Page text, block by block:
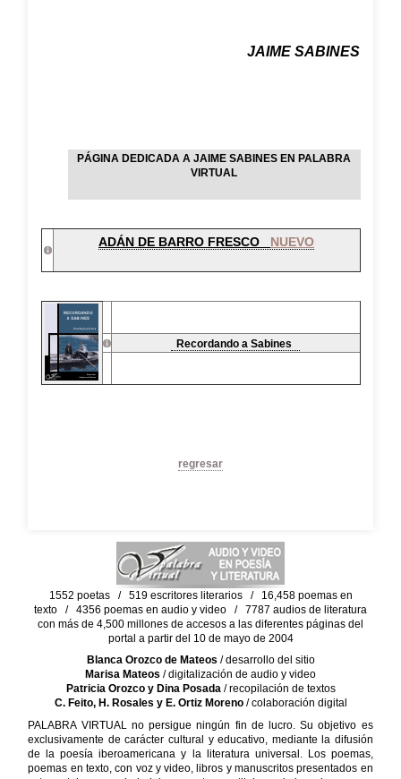
JAIME SABINES
PÁGINA DEDICADA A JAIME SABINES EN PALABRA
VIRTUAL
ADÁN DE BARRO FRESCO NUEVO
Recordando a Sabines
regresar
1552 poetas / 519 escritores literarios / 16,458 poemas en
texto / 4356 poemas en audio y video / 7787 audios de literatura
con más de 4,500 millones de accesos a las diferentes páginas del
portal a partir del 10 de mayo de 2004
Blanca Orozco de Mateos / desarrollo del sitio
Marisa Mateos / digitalización de audio y video
Patricia Orozco y Dina Posada/ recopilación de textos
C. Feito, H. Rosales y E. Ortiz Moreno/ colaboración digital
PALABRA VIRTUAL no persigue ningún fin de lucro. Su objetivo es
exclusivamente de carácter cultural y educativo, mediante la difusión
de la poesía iberoamericana y la literatura universal. Los poemas,
poemas en texto, con voz y video, libros y manuscritos presentados en